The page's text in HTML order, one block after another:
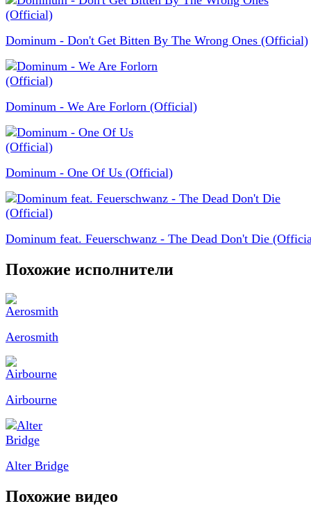
Dominum - Don't Get Bitten By The Wrong Ones (Official)
Dominum - We Are Forlorn (Official)
Dominum - One Of Us (Official)
Dominum feat. Feuerschwanz - The Dead Don't Die
Похожие исполнители
Aerosmith
Airbourne
Alter Bridge
Похожие видео